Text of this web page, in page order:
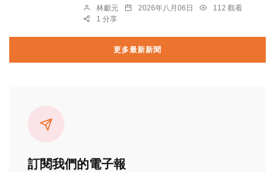
林獻元 2026年八月06日
112 觀看
1 分享
更多最新新聞
訂閱我們的電子報